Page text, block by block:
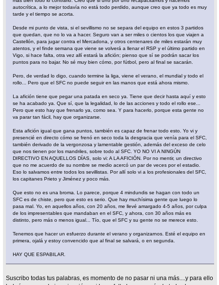
autocrítica, a lo mejor todavía no está todo perdido, aunque creo que ya todo es muy
tarde y el tiempo se acorta.
Desde mi punto de vista, si el sevillismo no se separa del equipo en estos 3 partidos
que quedan, que no lo va a hacer. Seguro van a ser miles o cientos los que viajen a
Castellón, para jugar contra el Mercadona, y otros centenares de miles estarán muy
atentos, y el finde semana que viene se volverá a llenar el RSP y el último partido en
Vigo, si hace falta, otra vez allí estará la afición; pienso que sí se podrán sacar los
puntos para no bajar. No sé muy bien cómo, por fútbol, pero al final se sacarán.
Pero, de verdad lo digo, cuando termine la liga, viene el verano, el mundial y todo el
rollo... Pero que el SFC no puede seguir en las manos que está ahora mismo.
La afición tiene que pegar una patada en seco ya. Tiene que decir hasta aquí y esto
se ha acabado ya. Que sí, que la legalidad, lo de las acciones y todo el rollo ese...
Pero que esto hay que frenarlo ya, como sea. Y para hacerlo, porque esta gente no
va parar tan fácil, hay que organizarse.
Esta afición igual que gana puntos, también es capaz de frenar todo esto. Yo vi y
presencié en directo cómo se frenó en seco toda la desgracia que venía para el SFC,
también derivado de la vergonzosa y lamentable gestión, además del exceso de celo
que nos tienen por los mandriles, sobre todo al SFC. YO NO VI A NINGÚN
DIRECTIVO EN AQUELLOS DÍAS, solo vi: A LA AFICIÓN. Por no mentir, un directivo
que no me acuerdo de su nombre se medio acercó un par de veces por el estadio.
Eso lo salvamos entre todos los sevillistas. Por allí solo vi a los profesionales del SFC,
los capitanes Prieto y Jiménez y poco más.
Que esto no es una broma. Lo parece, porque 4 mindundis se hagan con todo un
SFC es de chiste, pero que esto es serio. Que hay muchísima gente que luego lo
pasa mal. Yo, en aquellos años, con 20 años, me llevé amargado 4-5 años, por culpa
de los impresentables que mandaban en el SFC, y ahora, con 30 años más es
distinto, pero más o menos igual... Tío, que el SFC y su gente no se merece esto.
Tenemos que hacer un esfuerzo durante el verano y organizarnos. Esté el equipo en
primera, ojalá y estoy convencido que al final se salvará, o en segunda.
HAY QUE ESPABILAR.
Suscribo todas tus palabras, es momento de no pasar ni una más....y para ello